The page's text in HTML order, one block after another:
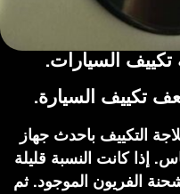
السيارات.
تكييف السيارة.
التكييف باحدث جهاز
إذا كانت النسبة قليلة
الفريون الموجود. ثم